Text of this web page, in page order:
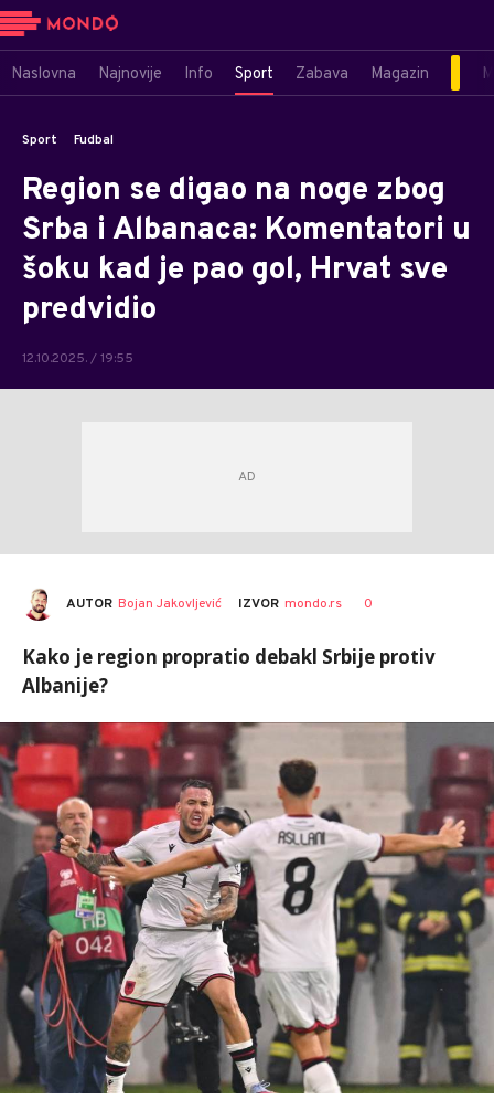
Naslovna Najnovije Info Sport Zabava Magazin
Sport Fudbal
Region se digao na noge zbog
Srba i Albanaca: Komentatori u
šoku kad je pao gol, Hrvat sve
predvidio
12.10.2025. / 19:55
AUTOR Bojan Jakovljević IZVOR mondo.rs 0
Kako je region propratio debakl Srbije protiv
Albanije?